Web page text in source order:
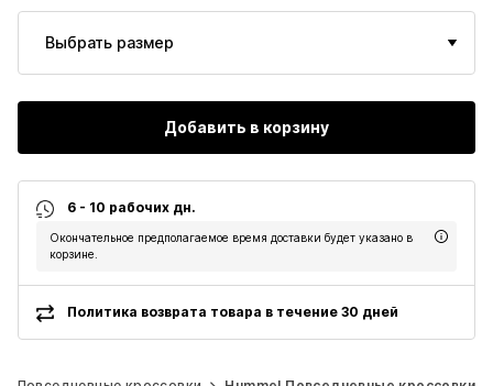
Выбрать размер
Добавить в корзину
6 - 10 рабочих дн.
Окончательное предполагаемое время доставки будет указано в
корзине.
Политика возврата товара в течение 30 дней